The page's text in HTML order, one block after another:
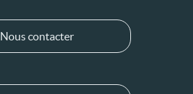
Nous contacter